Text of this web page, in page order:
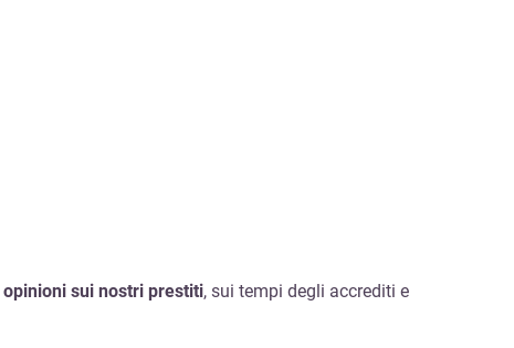
opinioni sui nostri prestiti, sui tempi degli accrediti e